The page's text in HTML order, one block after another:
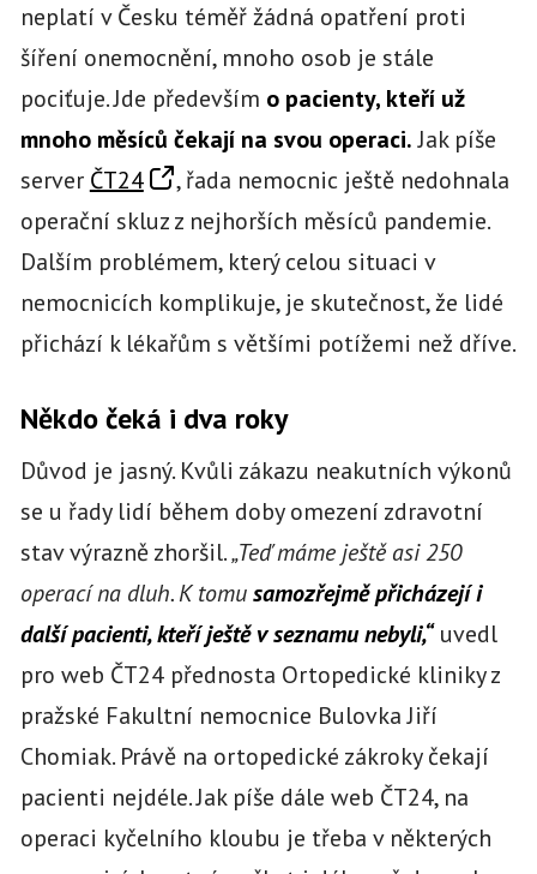
neplatí v Česku téměř žádná opatření proti
šíření onemocnění, mnoho osob je stále
pociťuje. Jde především o pacienty, kteří už
mnoho měsíců čekají na svou operaci.Jak píše
server ČT24
, řada nemocnic ještě nedohnala
operační skluz z nejhorších měsíců pandemie.
Dalším problémem, který celou situaci v
nemocnicích komplikuje, je skutečnost, že lidé
přichází k lékařům s většími potížemi než dříve.
Někdo čeká i dva roky
Důvod je jasný. Kvůli zákazu neakutních výkonů
se u řady lidí během doby omezení zdravotní
stav výrazně zhoršil.„Teď máme ještě asi 250
operací na dluh. K tomusamozřejmě přicházejí i
další pacienti, kteří ještě v seznamu nebyli,“uvedl
pro web ČT24 přednosta Ortopedické kliniky z
pražské Fakultní nemocnice Bulovka Jiří
Chomiak. Právě na ortopedické zákroky čekají
pacienti nejdéle. Jak píše dále web ČT24, na
operaci kyčelního kloubu je třeba v některých